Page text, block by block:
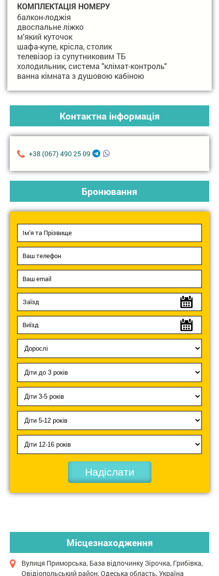
КОМПЛЕКТАЦІЯ НОМЕРУ
балкон-лоджія
двоспальне ліжко
м'який куточок
шафа-купе, крісла, столик
телевізор із супутниковим ТБ
холодильник, система "клімат-контроль"
ванна кімната з душовою кабіною
Місцезнаходження
Вулиця Приморська, База відпочинку Зірочка, Грибівка,
Овідіопольський район, Одеська область, Україна
Контактна інформація
+38 (067) 490 25 09
Бронювання
Надіслати